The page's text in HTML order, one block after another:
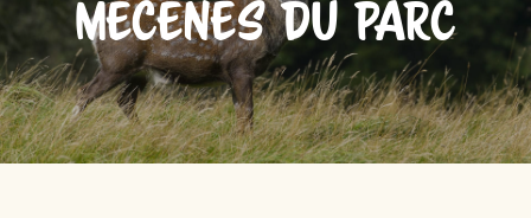
MÉCÈNES DU PARC